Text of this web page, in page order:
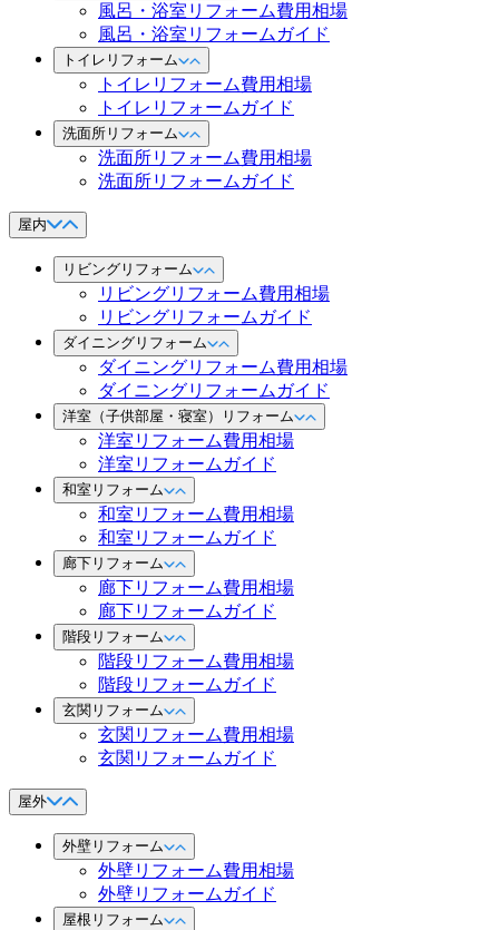
風呂・浴室リフォーム費用相場
風呂・浴室リフォームガイド
トイレリフォーム
トイレリフォーム費用相場
トイレリフォームガイド
洗面所リフォーム
洗面所リフォーム費用相場
洗面所リフォームガイド
屋内
リビングリフォーム
リビングリフォーム費用相場
リビングリフォームガイド
ダイニングリフォーム
ダイニングリフォーム費用相場
ダイニングリフォームガイド
洋室（子供部屋・寝室）リフォーム
洋室リフォーム費用相場
洋室リフォームガイド
和室リフォーム
和室リフォーム費用相場
和室リフォームガイド
廊下リフォーム
廊下リフォーム費用相場
廊下リフォームガイド
階段リフォーム
階段リフォーム費用相場
階段リフォームガイド
玄関リフォーム
玄関リフォーム費用相場
玄関リフォームガイド
屋外
外壁リフォーム
外壁リフォーム費用相場
外壁リフォームガイド
屋根リフォーム